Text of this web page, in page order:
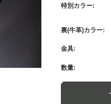
特別カラー:
裏(牛革)カラー:
金具:
数量: